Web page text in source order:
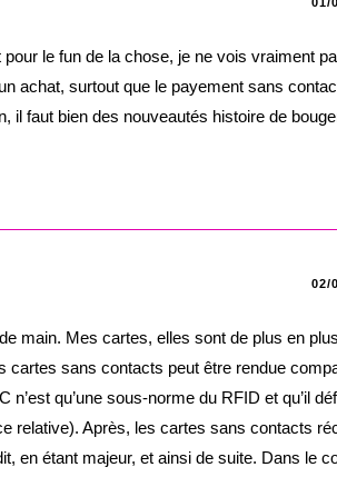
le fun de la chose, je ne vois vraiment
achat, surtout que le payement sans
faut bien des nouveautés histoire de
02/
main. Mes cartes, elles sont de plus en
cartes sans contacts peut être rendue
qu’une sous-norme du RFID et qu’il
relative). Après, les cartes sans contacts
en étant majeur, et ainsi de suite. Dans le